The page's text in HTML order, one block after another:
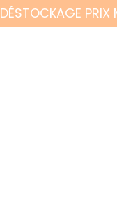
DÉSTOCKAGE